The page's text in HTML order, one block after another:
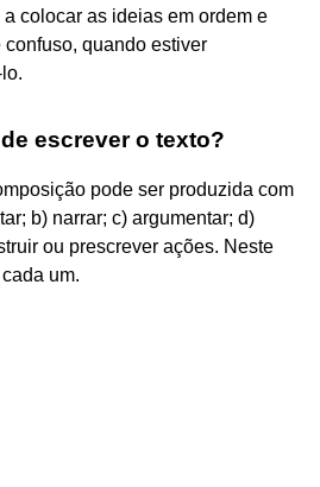
colocar as ideias em ordem e
quando estiver
escrever o texto?
pode ser produzida com
b) narrar; c) argumentar; d)
ou prescrever ações. Neste
um.